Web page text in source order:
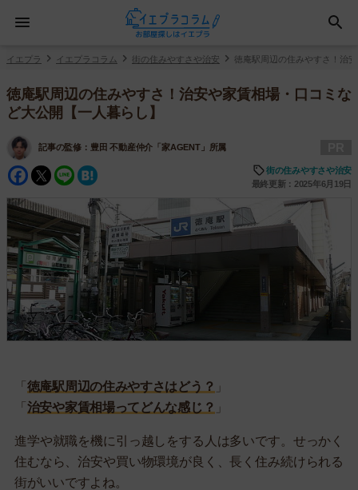
イエプラ イエプラコラム 街の住みやすさや治安 徳庵駅周辺の住みやすさ！治
徳庵駅周辺の住みやすさ！治安や家賃相場・口コミな
ど大公開【一人暮らし】
記事の監修： 豊田 不動産仲介「家AGENT」所属
Facebook
Twitter
Line
街の住みやすさや治安
最終更新：2025年6月19日
「 徳庵駅周辺の住みやすさはどう？ 」
「 治安や家賃相場ってどんな感じ？ 」
進学や就職を機に引っ越しをする人は多いです。せっかく
住むなら、治安や買い物環境が良く、長く住み続けられる
街がいいですよね。